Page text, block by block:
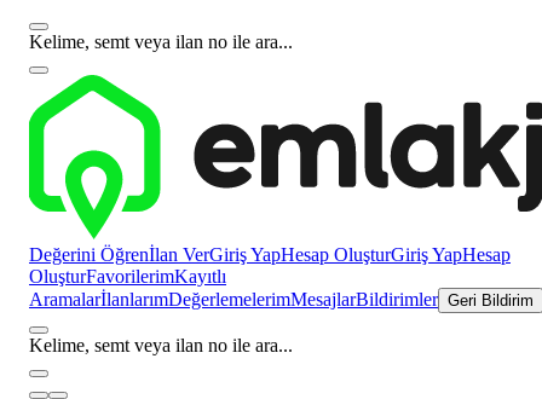
Kelime, semt veya ilan no ile ara...
Değerini Öğrenİlan VerGiriş YapHesap OluşturGiriş YapHesap
OluşturFavorilerimKayıtlı
AramalarİlanlarımDeğerlemelerimMesajlarBildirimler Geri Bildirim
Kelime, semt veya ilan no ile ara...